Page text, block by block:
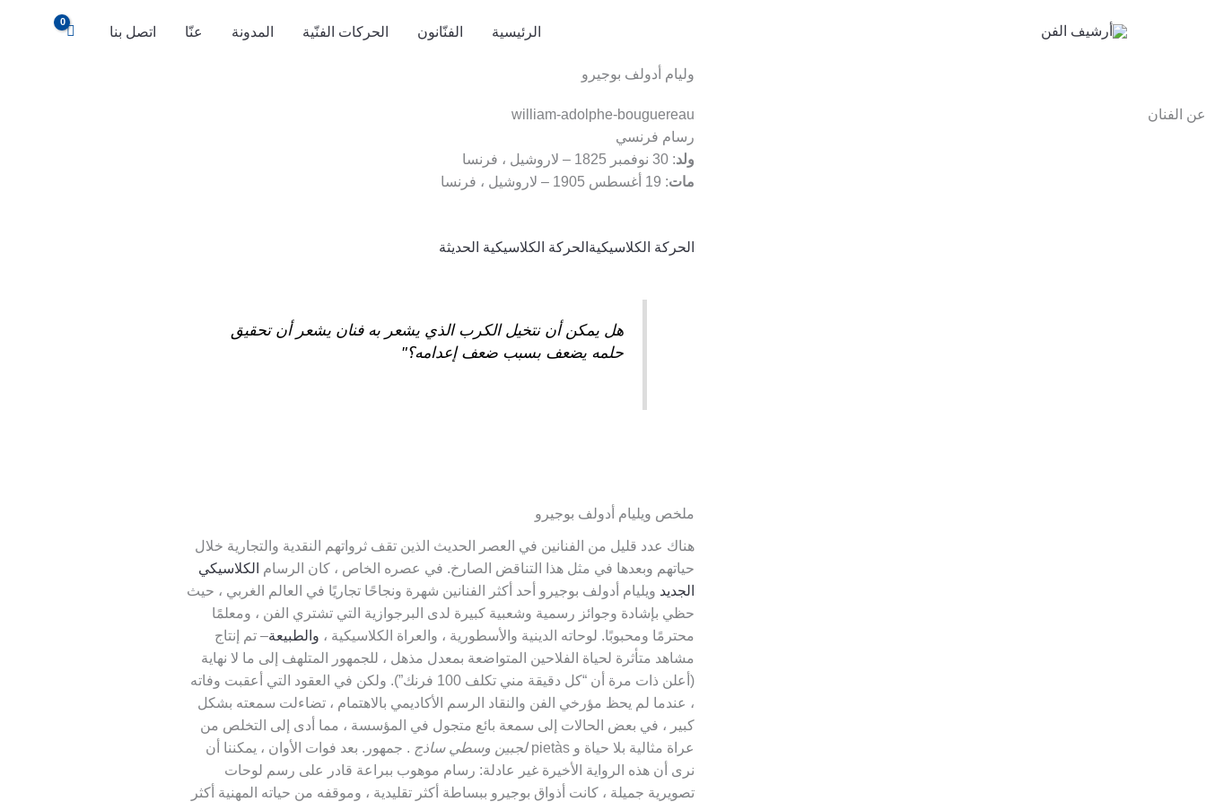
الرئيسية الفنّانون الحركات الفنّية المدونة عنّا اتصل بنا
عن الفنان
وليام أدولف بوجيرو
william-adolphe-bouguereau
رسام فرنسي
ولد: 30 نوفمبر 1825 – لاروشيل ، فرنسا
مات: 19 أغسطس 1905 – لاروشيل ، فرنسا
الحركة الكلاسيكية الحركة الكلاسيكية الحديثة
هل يمكن أن نتخيل الكرب الذي يشعر به فنان يشعر أن تحقيق
حلمه يضعف بسبب ضعف إعدامه؟"
ملخص ويليام أدولف بوجيرو
هناك عدد قليل من الفنانين في العصر الحديث الذين تقف ثرواتهم النقدية والتجارية خلال
حياتهم وبعدها في مثل هذا التناقض الصارخ. في عصره الخاص ، كان الرسام الكلاسيكي
الجديد ويليام أدولف بوجيرو أحد أكثر الفنانين شهرة ونجاحًا تجاريًا في العالم الغربي ، حيث
حظي بإشادة وجوائز رسمية وشعبية كبيرة لدى البرجوازية التي تشتري الفن ، ومعلمًا
محترمًا ومحبوبًا. لوحاته الدينية والأسطورية ، والعراة الكلاسيكية ، والطبيعة– تم إنتاج
مشاهد متأثرة لحياة الفلاحين المتواضعة بمعدل مذهل ، للجمهور المتلهف إلى ما لا نهاية
(أعلن ذات مرة أن “كل دقيقة مني تكلف 100 فرنك”). ولكن في العقود التي أعقبت وفاته
، عندما لم يحظ مؤرخي الفن والنقاد الرسم الأكاديمي بالاهتمام ، تضاءلت سمعته بشكل
كبير ، في بعض الحالات إلى سمعة بائع متجول في المؤسسة ، مما أدى إلى التخلص من
عراة مثالية بلا حياة و pietàs
لجبين وسطي ساذج . جمهور. بعد فوات الأوان ، يمكننا أن
نرى أن هذه الرواية الأخيرة غير عادلة: رسام موهوب ببراعة قادر على رسم لوحات
تصويرية جميلة ، كانت أذواق بوجيرو ببساطة أكثر تقليدية ، وموقفه من حياته المهنية أكثر